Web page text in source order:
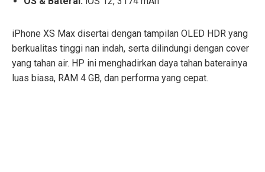
iPhone XS Max disertai dengan tampilan OLED HDR yang
berkualitas tinggi nan indah, serta dilindungi dengan cover
yang tahan air. HP ini menghadirkan daya tahan baterainya
luas biasa, RAM 4 GB, dan performa yang cepat.